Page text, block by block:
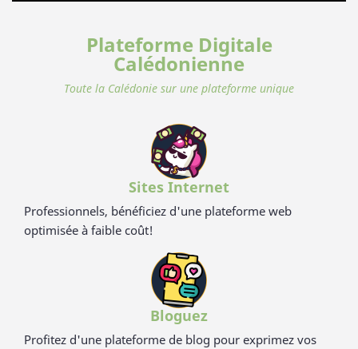
Plateforme Digitale
Calédonienne
Toute la Calédonie sur une plateforme unique
Sites Internet
Professionnels, bénéficiez d'une plateforme web
optimisée à faible coût!
Bloguez
Profitez d'une plateforme de blog pour exprimez vos